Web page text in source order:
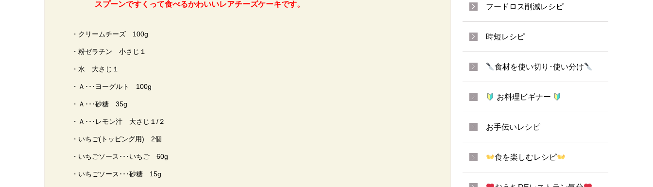
スプーンですくって食べるかわいいレアチーズケーキです。
・クリームチーズ 100g
・粉ゼラチン 小さじ１
・水 大さじ１
・Ａ･･･ヨーグルト 100g
・Ａ･･･砂糖 35g
・Ａ･･･レモン汁 大さじ１/２
・いちご(トッピング用) 2個
・いちごソース･･･いちご 60g
・いちごソース･･･砂糖 15g
フードロス削減レシピ
時短レシピ
食材を使い切り･使い分け
お料理ビギナー
お手伝いレシピ
食を楽しむレシピ